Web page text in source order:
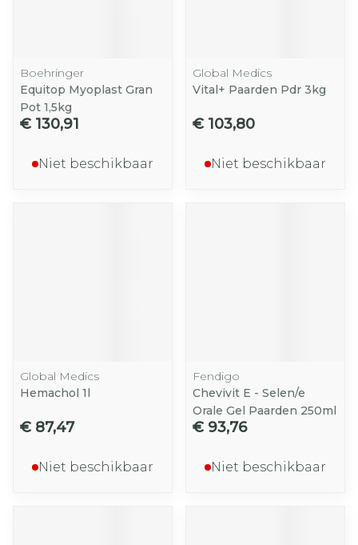
Boehringer
Equitop Myoplast Gran
Pot 1,5kg
€ 130,91
Niet beschikbaar
Global Medics
Vital+ Paarden Pdr 3kg
€ 103,80
Niet beschikbaar
Global Medics
Hemachol 1l
€ 87,47
Niet beschikbaar
Fendigo
Chevivit E - Selen/e
Orale Gel Paarden 250ml
€ 93,76
Niet beschikbaar